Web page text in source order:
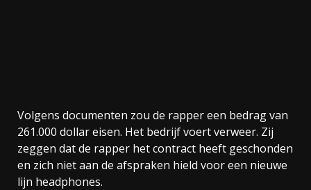
Volgens documenten zou de rapper een bedrag van
261.000 dollar eisen. Het bedrijf voert verweer. Zij
zeggen dat de rapper het contract heeft geschonden
en zich niet aan de afspraken hield voor een nieuwe
lijn headphones.